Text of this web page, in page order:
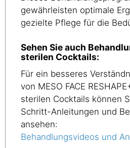
gewährleisten optimale
gezielte Pflege für die
Sehen Sie auch
sterilen Cocktails:
Für ein besseres
von MESO FACE
sterilen Cocktails können
Schritt-Anleitungen und
ansehen:
Behandlungsvideos und